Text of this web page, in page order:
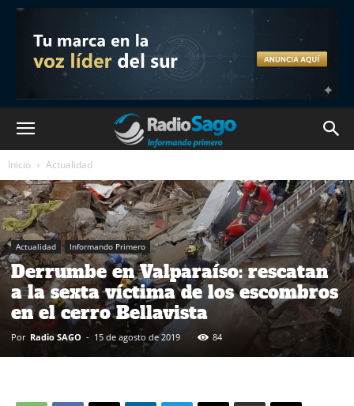
Inicio Actualidad
Actualidad Informando Primero
Derrumbe en Valparaíso: rescatan
a la sexta víctima de los escombros
en el cerro Bellavista
Por Radio SAGO - 15 de agosto de 2019 84